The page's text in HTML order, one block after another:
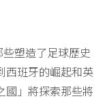
塑造了足球歷史
西班牙的崛起和英
國」將探索那些將